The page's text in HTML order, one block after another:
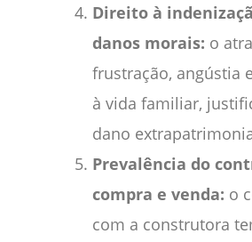
Direito à
danos morais: o
frustração, angústia
à vida familiar,
dano
Prevalência do
compra e venda: o
com a construtora